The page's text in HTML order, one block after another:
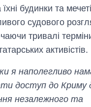
будинки та
судового
тривалі
активістів.
я наполегливо
доступ до Криму
незалежного та